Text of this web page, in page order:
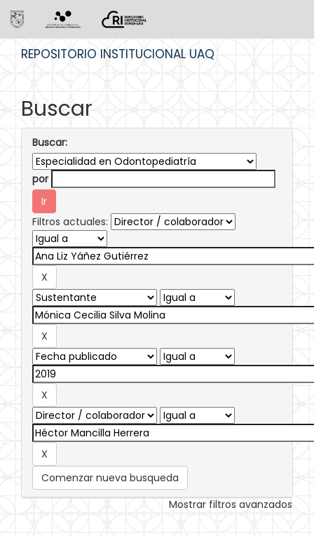
REPOSITORIO INSTITUCIONAL UAQ
Buscar
Buscar:
por
Filtros actuales:
Comenzar nueva busqueda
Mostrar filtros avanzados